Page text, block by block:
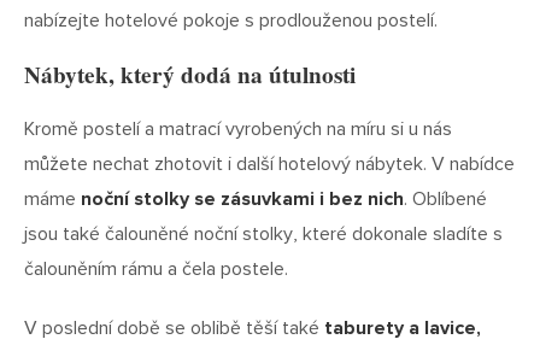
nabízejte hotelové pokoje s prodlouženou postelí.
Nábytek, který dodá na útulnosti
Kromě postelí a matrací vyrobených na míru si u nás
můžete nechat zhotovit i další hotelový nábytek. V nabídce
máme noční stolky se zásuvkami i bez nich. Oblíbené
jsou také čalouněné noční stolky, které dokonale sladíte s
čalouněním rámu a čela postele.
V poslední době se oblibě těší také taburety a lavice,